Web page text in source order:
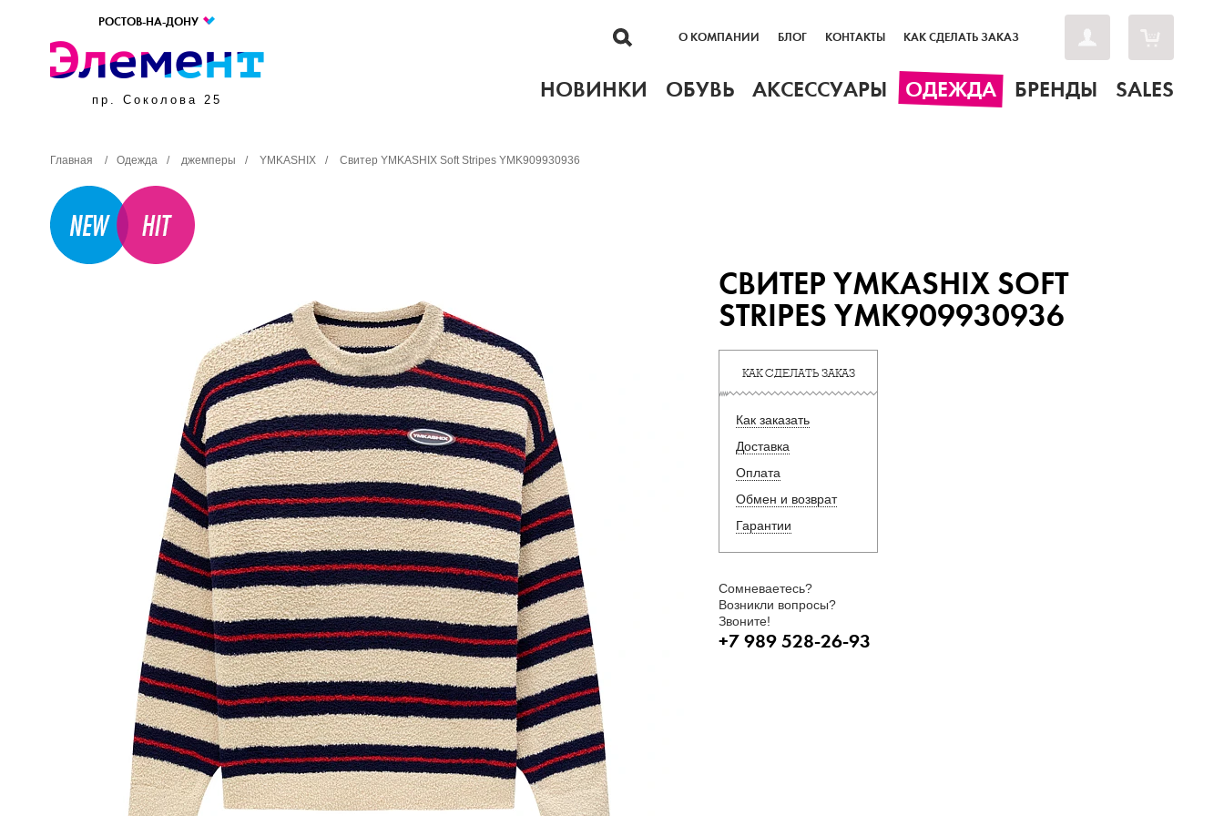
РОСТОВ-НА-ДОНУ
пр. Соколова 25
О КОМПАНИИ БЛОГ КОНТАКТЫ КАК СДЕЛАТЬ ЗАКАЗ
НОВИНКИ ОБУВЬ АКСЕССУАРЫ ОДЕЖДА БРЕНДЫ SALES
Главная / Одежда / джемперы / YMKASHIX / Свитер YMKASHIX Soft Stripes YMK909930936
СВИТЕР YMKASHIX SOFT
STRIPES YMK909930936
КАК СДЕЛАТЬ ЗАКАЗ
Как заказать
Доставка
Оплата
Обмен и возврат
Гарантии
Сомневаетесь?
Возникли вопросы?
Звоните!
+7 989 528-26-93